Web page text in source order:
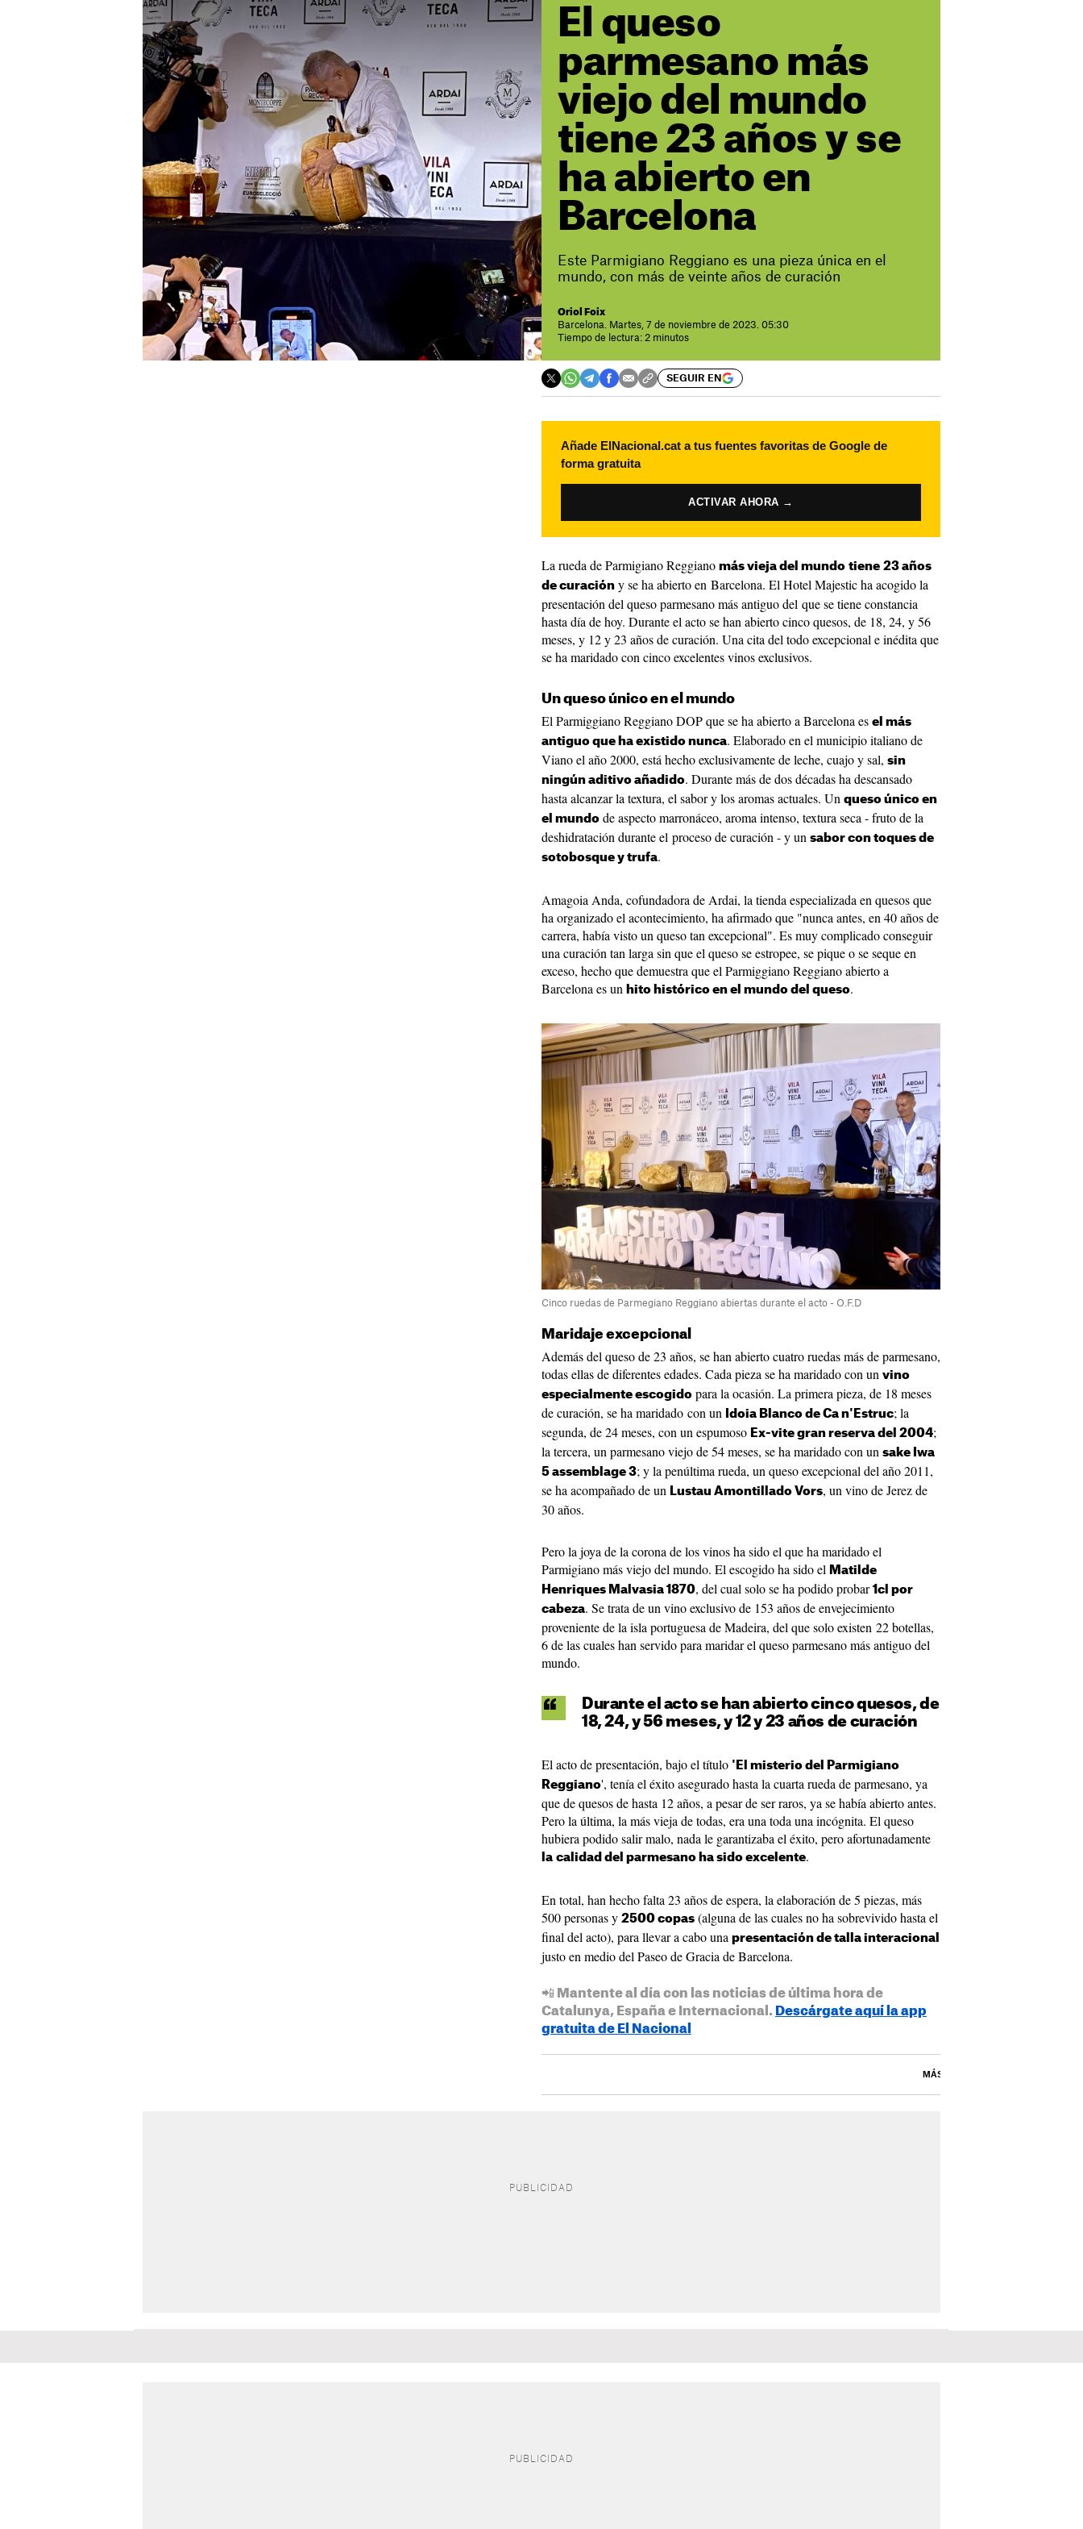
El queso
parmesano más
viejo del mundo
tiene 23 años y se
ha abierto en
Barcelona
Este Parmigiano Reggiano es una pieza única en el
mundo, con más de veinte años de curación
Oriol Foix
Barcelona. Martes, 7 de noviembre de 2023. 05:30
Tiempo de lectura: 2 minutos
SEGUIR EN
Añade ElNacional.cat a tus fuentes favoritas de Google de
forma gratuita
ACTIVAR AHORA →
La rueda de Parmigiano Reggiano más vieja del mundo tiene 23 años
de curación y se ha abierto en Barcelona. El Hotel Majestic ha acogido la
presentación del queso parmesano más antiguo del que se tiene constancia
hasta día de hoy. Durante el acto se han abierto cinco quesos, de 18, 24, y 56
meses, y 12 y 23 años de curación. Una cita del todo excepcional e inédita que
se ha maridado con cinco excelentes vinos exclusivos.
Un queso único en el mundo
El Parmiggiano Reggiano DOP que se ha abierto a Barcelona es el más
antiguo que ha existido nunca. Elaborado en el municipio italiano de
Viano el año 2000, está hecho exclusivamente de leche, cuajo y sal, sin
ningún aditivo añadido. Durante más de dos décadas ha descansado
hasta alcanzar la textura, el sabor y los aromas actuales. Un queso único en
el mundo de aspecto marronáceo, aroma intenso, textura seca - fruto de la
deshidratación durante el proceso de curación - y un sabor con toques de
sotobosque y trufa.
Amagoia Anda, cofundadora de Ardai, la tienda especializada en quesos que
ha organizado el acontecimiento, ha afirmado que "nunca antes, en 40 años de
carrera, había visto un queso tan excepcional". Es muy complicado conseguir
una curación tan larga sin que el queso se estropee, se pique o se seque en
exceso, hecho que demuestra que el Parmiggiano Reggiano abierto a
Barcelona es un hito histórico en el mundo del queso.
Cinco ruedas de Parmegiano Reggiano abiertas durante el acto - O.F.D
Maridaje excepcional
Además del queso de 23 años, se han abierto cuatro ruedas más de parmesano,
todas ellas de diferentes edades. Cada pieza se ha maridado con un vino
especialmente escogido para la ocasión. La primera pieza, de 18 meses
de curación, se ha maridado con un
Idoia Blanco de Ca n'Estruc; la
segunda, de 24 meses, con un espumoso Ex-vite gran reserva del 2004;
la tercera, un parmesano viejo de 54 meses, se ha maridado con un sake Iwa
5 assemblage 3; y la penúltima rueda, un queso excepcional del año 2011,
se ha acompañado de un Lustau Amontillado Vors, un vino de Jerez de
30 años.
Pero la joya de la corona de los vinos ha sido el que ha maridado el
Parmigiano más viejo del mundo. El escogido ha sido el Matilde
Henriques Malvasia 1870, del cual solo se ha podido probar 1cl por
cabeza. Se trata de un vino exclusivo de 153 años de envejecimiento
proveniente de la isla portuguesa de Madeira, del que solo existen 22 botellas,
6 de las cuales han servido para maridar el queso parmesano más antiguo del
mundo.
Durante el acto se han abierto cinco quesos, de
18, 24, y 56 meses, y 12 y 23 años de curación
El acto de presentación, bajo el título 'El misterio del Parmigiano
Reggiano', tenía el éxito asegurado hasta la cuarta rueda de parmesano, ya
que de quesos de hasta 12 años, a pesar de ser raros, ya se había abierto antes.
Pero la última, la más vieja de todas, era una toda una incógnita. El queso
hubiera podido salir malo, nada le garantizaba el éxito, pero afortunadamente
la calidad del parmesano ha sido excelente.
En total, han hecho falta 23 años de espera, la elaboración de 5 piezas, más
500 personas y 2500 copas (alguna de las cuales no ha sobrevivido hasta el
final del acto), para llevar a cabo una presentación de talla interacional
justo en medio del Paseo de Gracia de Barcelona.
📲 Mantente al día con las noticias de última hora de
Catalunya, España e Internacional. Descárgate aquí la app
gratuita de El Nacional
MÁS